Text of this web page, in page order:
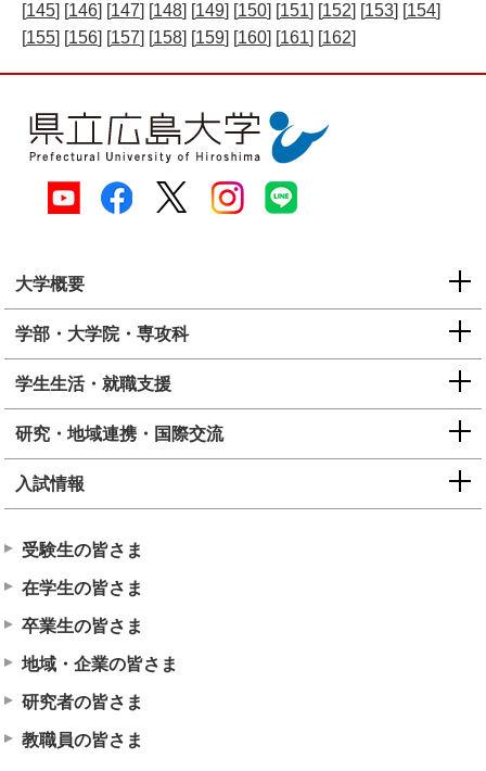
[145] [146] [147] [148] [149] [150] [151] [152] [153] [154]
[155] [156] [157] [158] [159] [160] [161] [162]
大学概要
学部・大学院・専攻科
学生生活・就職支援
研究・地域連携・国際交流
入試情報
受験生の皆さま
在学生の皆さま
卒業生の皆さま
地域・企業の皆さま
研究者の皆さま
教職員の皆さま